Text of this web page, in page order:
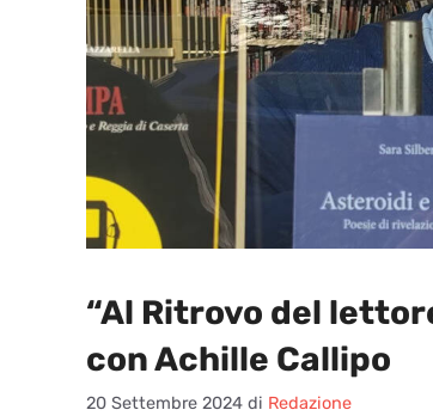
“Al Ritrovo del
con Achille Callipo
20 Settembre 2024 di Redazione